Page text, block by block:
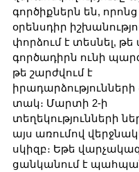
գործիքներն են, որոնց
օրենսդիր
փորձում է տեսնել, թե
գործադիրն ունի
թե շարժվում է
իրադարձությունների
տակ։ Մարտի 2-ի
տեղեկությունների
այս առումով
սկիզբ։ Եթե
ցանկանում է